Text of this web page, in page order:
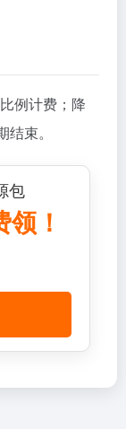
例计费；降
束。
包
！